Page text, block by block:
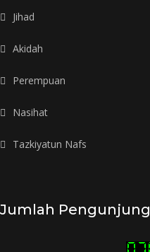
Jihad
Akidah
Perempuan
Nasihat
Tazkiyatun Nafs
Jumlah Pengunjung